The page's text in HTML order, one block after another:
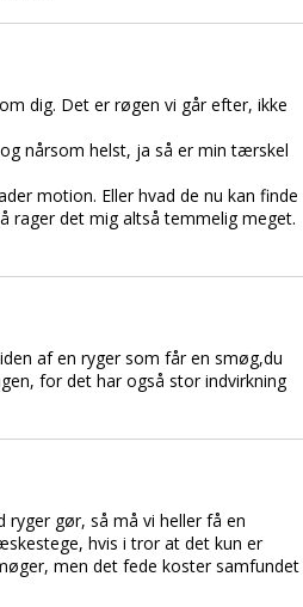
dig. Det er røgen vi går efter, ikke
nårsom helst, ja så er min tærskel
motion. Eller hvad de nu kan finde
rager det mig altså temmelig meget.
af en ryger som får en smøg,du
for det har også stor indvirkning
gør, så må vi heller få en
hvis i tror at det kun er
men det fede koster samfundet